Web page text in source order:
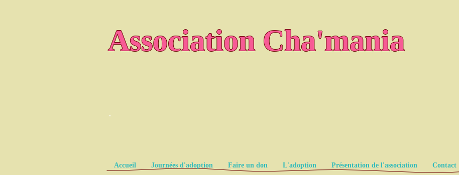
Association Cha'mania
.
Pages
Accueil Journées d'adoption Faire un don L'adoption Présentation de l'association Contact